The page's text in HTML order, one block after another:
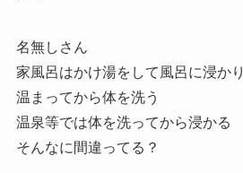
名無しさん
家風呂はかけ湯をして風呂に浸かり
温まってから体を洗う
温泉等では体を洗ってから浸かる
そんなに間違ってる？